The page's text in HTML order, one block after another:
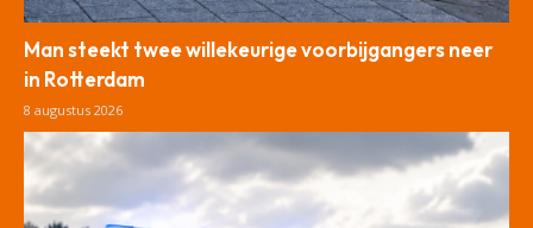
Man steekt twee willekeurige voorbijgangers neer
in Rotterdam
8 augustus 2026